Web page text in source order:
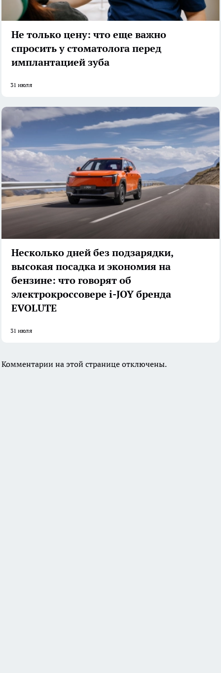
Не только цену: что еще важно
спросить у стоматолога перед
имплантацией зуба
31 июля
Несколько дней без подзарядки,
высокая посадка и экономия на
бензине: что говорят об
электрокроссовере i-JOY бренда
EVOLUTE
31 июля
Комментарии на этой странице отключены.